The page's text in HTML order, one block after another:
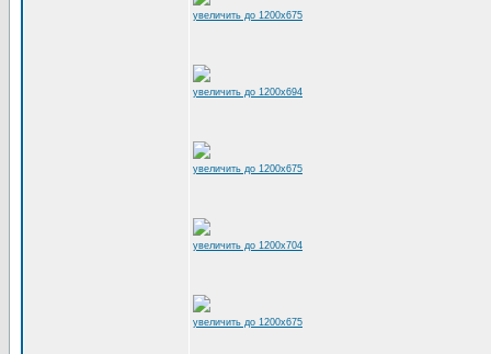
увеличить до 1200x675
увеличить до 1200x694
увеличить до 1200x675
увеличить до 1200x704
увеличить до 1200x675